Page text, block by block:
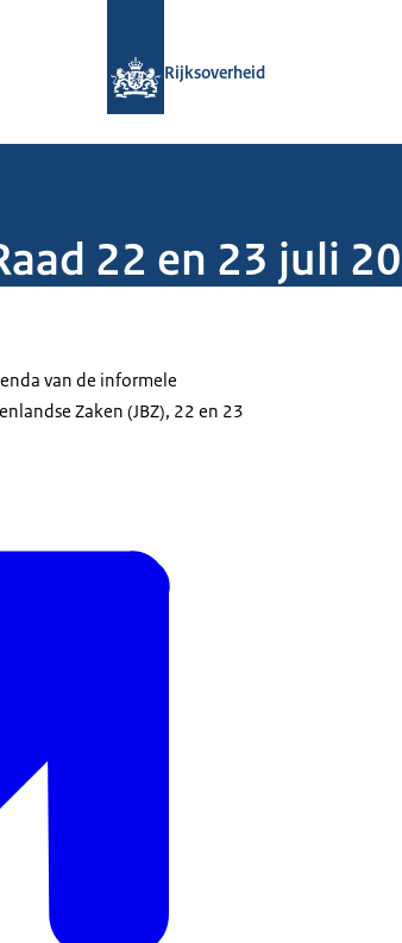
Rijksoverheid
22 en 23 juli
van de informele
Zaken (JBZ), 22 en 23